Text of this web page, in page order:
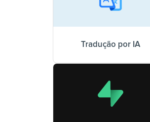
Tradução por IA